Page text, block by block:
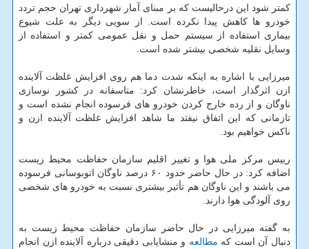
کمتر شود این درحالیست که بر مبنای آمار شهرداری تهران حجم تردد
خودرو ها کاهش پیدا نکرده است. از سویی دیگر به علت شیوع
بیماری استفاده از سیستم حمل و نقل عمومی کمتر و استفاده از
وسایل نقلیه شخصی بیشتر شده است.
میرزایی با اشاره به اینکه شدت دما هم روی افزایش غلظت آلاینده
ازن اثرگذار است، خاطرنشان کرد: متاسفانه در کشور نوسازی
ناوگان و از رده خارج کردن خودرو های فرسوده انجام نشده است و
تازمانی که این اتفاق نیفتد ما شاهد افزایش غلظت آلاینده ازن و
ناکس خواهیم بود.
رییس مرکز ملی هوا و تغییر اقلیم سازمان حفاظت محیط زیست
اضافه کرد: در حال حاضر حدود ۶۰ درصد ناوگان اتوبوسانی فرسوده
می باشند و این ناوگان هم تأثیر بیشتری نسبت به خودرو های شخصی
روی آلودگی هوا دارند.
به گفته میرزایی در حال حاضر سازمان حفاظت محیط زیست به
دنبال آن است که مطالعه و منشایابی دقیقی درباره آلاینده ازن انجام